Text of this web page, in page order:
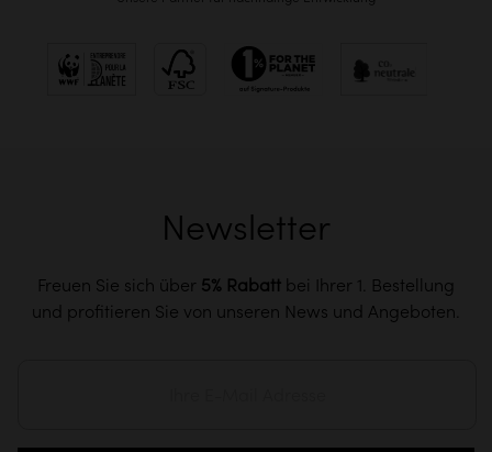
Newsletter
Freuen Sie sich über 5% Rabatt bei Ihrer 1. Bestellung
und profitieren Sie von unseren News und Angeboten.